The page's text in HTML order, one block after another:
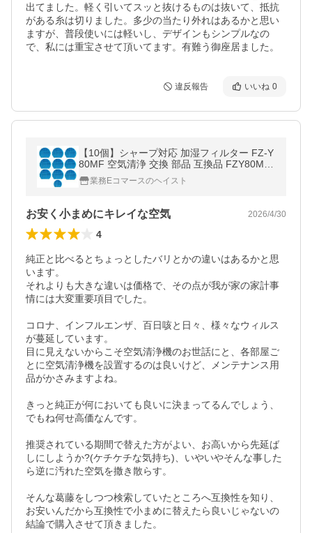
出てました。軽く引いてスッと抜けるものは抜いて、抵抗
がある糸は切りました。多少の当たり外れはあるかと思い
ますが、普段使いには軽いし、デザインもシンプルなの
で、私には重宝させて頂いてます。有難う御座居ました。
違反報告 いいね 0
【10個】シャープ対応 加湿フィルター FZ-Y
80MF 空気清浄 交換 部品 互換品 FZY80MF
フィルター 消耗品
業務Eコマースのヘイスト
お安く小まめにキレイな空気 2026/4/30
4
純正と比べるとちょっとしたバリとかの違いはあるかと思
います。
それよりも大きな違いは価格で、その点が我が家の家計事
情には大変重要項目でした。
コロナ、インフルエンザ、百日咳と日々、様々なウィルス
が蔓延しています。
目に見えないからこそ空気清浄機のお世話にと、各部屋ご
とに空気清浄機を設置するのは良いけど、メンテナンス用
品がかさみますよね。
きっと純正が何においても良いに決まってるんでしょう、
でもね何せ高価なんです。
推奨されている期間で替えた方がよい、お高いから先延ば
しにしようか?(ケチケチな気持ち)、いやいやそんな事した
ら逆に汚れた空気を撒き散らす。
そんな葛藤をしつつ検索していたところへ互換性を知り、
お安いんだから互換性で小まめに替えたら良いじゃないの
結論で購入させて頂きました。